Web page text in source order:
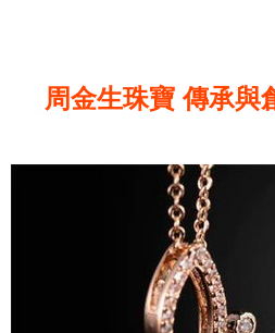
周金生珠寶 傳承與